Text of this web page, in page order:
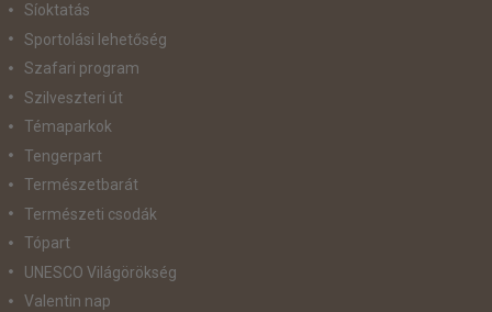
Síoktatás
Sportolási lehetőség
Szafari program
Szilveszteri út
Témaparkok
Tengerpart
Természetbarát
Természeti csodák
Tópart
UNESCO Világörökség
Valentin nap